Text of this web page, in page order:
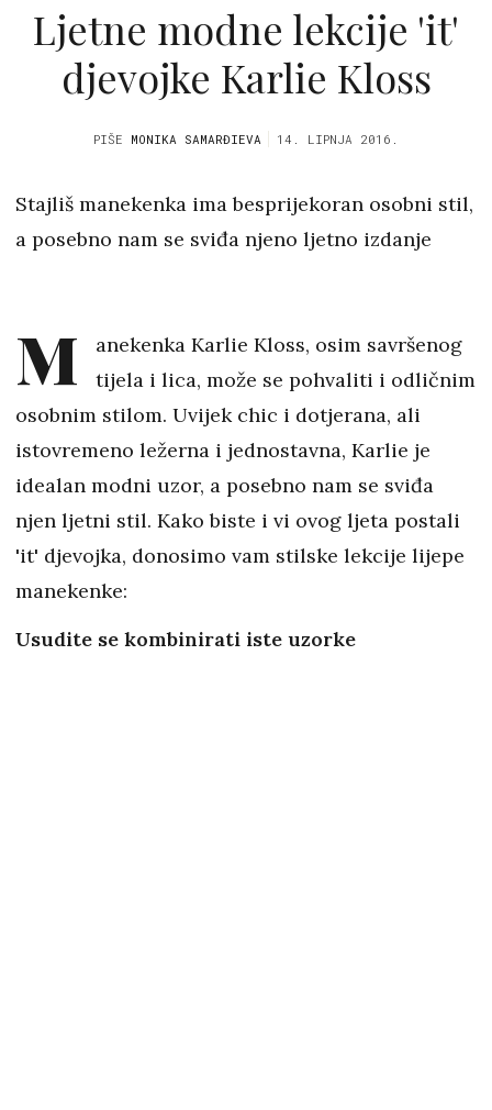
Ljetne modne lekcije 'it'
djevojke Karlie Kloss
PIŠE MONIKA SAMARĐIEVA 14. LIPNJA 2016.
Stajliš manekenka ima besprijekoran osobni stil,
a posebno nam se sviđa njeno ljetno izdanje
M
anekenka Karlie Kloss, osim savršenog
tijela i lica, može se pohvaliti i odličnim
osobnim stilom. Uvijek chic i dotjerana, ali
istovremeno ležerna i jednostavna, Karlie je
idealan modni uzor, a posebno nam se sviđa
njen ljetni stil. Kako biste i vi ovog ljeta postali
'it' djevojka, donosimo vam stilske lekcije lijepe
manekenke:
Usudite se kombinirati iste uzorke